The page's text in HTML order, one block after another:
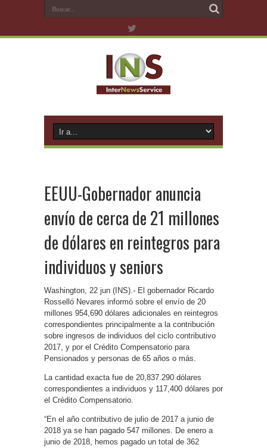
EEUU-Gobernador anuncia
envío de cerca de 21 millones
de dólares en reintegros para
individuos y seniors
Washington, 22 jun (INS).- El gobernador Ricardo
Rosselló Nevares informó sobre el envío de 20
millones 954,690 dólares adicionales en reintegros
correspondientes principalmente a la contribución
sobre ingresos de individuos del ciclo contributivo
2017, y por el Crédito Compensatorio para
Pensionados y personas de 65 años o más.
La cantidad exacta fue de 20,837.290 dólares
correspondientes a individuos y 117,400 dólares por
el Crédito Compensatorio.
“En el año contributivo de julio de 2017 a junio de
2018 ya se han pagado 547 millones. De enero a
junio de 2018, hemos pagado un total de 362